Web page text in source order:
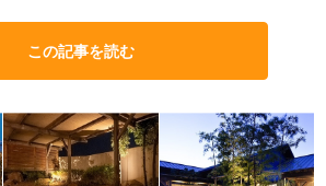
この記事を読む